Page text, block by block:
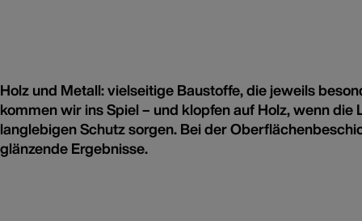
Holz und Metall: vielseitige Baustoffe, die jeweils
kommen wir ins Spiel – und klopfen auf Holz, wenn
langlebigen Schutz sorgen. Bei der
glänzende Ergebnisse.